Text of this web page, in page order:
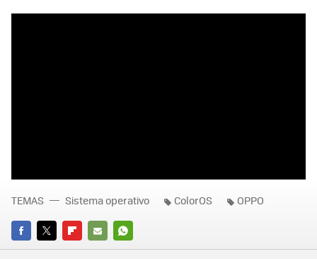
FACEBOOK
TWITTERFLIPBOARD
E-
WHATSAPP
TEMAS Sistema operativo ColorOS OPPO